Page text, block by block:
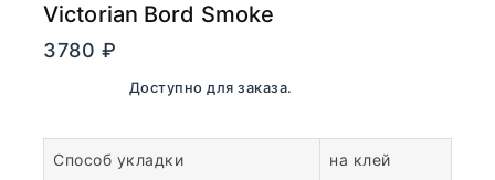
Victorian Bord Smoke
3780 ₽
В наличии. Доступно для заказа.
Способ укладки на клей